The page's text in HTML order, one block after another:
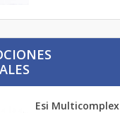
Esi Multicomplex